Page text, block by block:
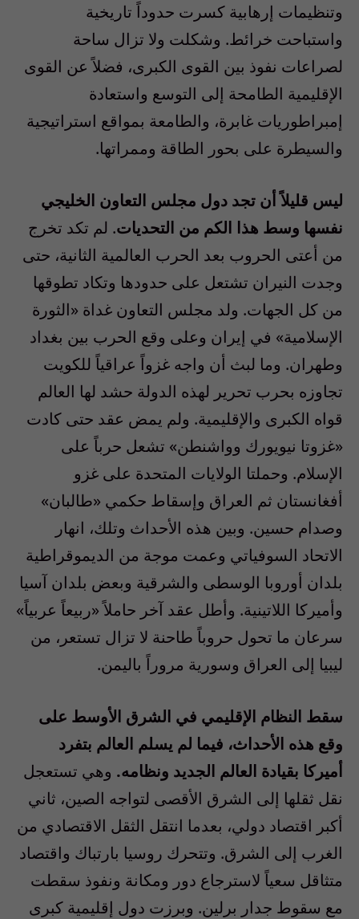
وتنظيمات إرهابية كسرت حدوداً تاريخية
واستباحت خرائط. وشكلت ولا تزال ساحة
لصراعات نفوذ بين القوى الكبرى، فضلاً عن القوى
الإقليمية الطامحة إلى التوسع واستعادة
إمبراطوريات غابرة، والطامعة بمواقع استراتيجية
والسيطرة على بحور الطاقة وممراتها.
ليس قليلاً أن تجد دول مجلس التعاون الخليجي
نفسها وسط هذا الكم من التحديات. لم تكد تخرج
من أعتى الحروب بعد الحرب العالمية الثانية، حتى
وجدت النيران تشتعل على حدودها وتكاد تطوقها
من كل الجهات. ولد مجلس التعاون غداة «الثورة
الإسلامية» في إيران وعلى وقع الحرب بين بغداد
وطهران. وما لبث أن واجه غزواً عراقياً للكويت
تجاوزه بحرب تحرير لهذه الدولة حشد لها العالم
قواه الكبرى والإقليمية. ولم يمض عقد حتى كادت
«غزوتا نيويورك وواشنطن» تشعل حرباً على
الإسلام. وحملتا الولايات المتحدة على غزو
أفغانستان ثم العراق وإسقاط حكمي «طالبان»
وصدام حسين. وبين هذه الأحداث وتلك، انهار
الاتحاد السوفياتي وعمت موجة من الديموقراطية
بلدان أوروبا الوسطى والشرقية وبعض بلدان آسيا
وأميركا اللاتينية. وأطل عقد آخر حاملاً «ربيعاً عربياً»
سرعان ما تحول حروباً طاحنة لا تزال تستعر، من
ليبيا إلى العراق وسورية مروراً باليمن.
سقط النظام الإقليمي في الشرق الأوسط على
وقع هذه الأحداث، فيما لم يسلم العالم بتفرد
أميركا بقيادة العالم الجديد ونظامه. وهي تستعجل
نقل ثقلها إلى الشرق الأقصى لتواجه الصين، ثاني
أكبر اقتصاد دولي، بعدما انتقل الثقل الاقتصادي من
الغرب إلى الشرق. وتتحرك روسيا بارتباك واقتصاد
متثاقل سعياً لاسترجاع دور ومكانة ونفوذ سقطت
مع سقوط جدار برلين. وبرزت دول إقليمية كبرى